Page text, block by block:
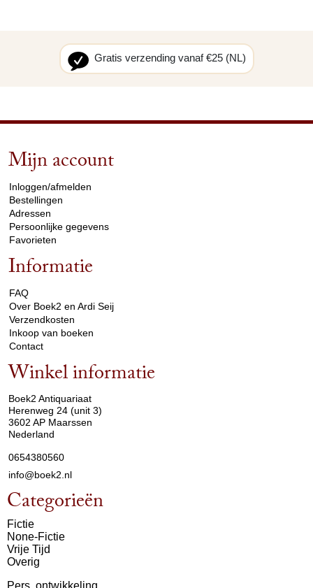
Gratis verzending vanaf €25 (NL)
Mijn account
Inloggen/afmelden
Bestellingen
Adressen
Persoonlijke gegevens
Favorieten
Informatie
FAQ
Over Boek2 en Ardi Seij
Verzendkosten
Inkoop van boeken
Contact
Winkel informatie
Boek2 Antiquariaat
Herenweg 24 (unit 3)
3602 AP Maarssen
Nederland
0654380560
info@boek2.nl
Categorieën
Fictie
None-Fictie
Vrije Tijd
Overig